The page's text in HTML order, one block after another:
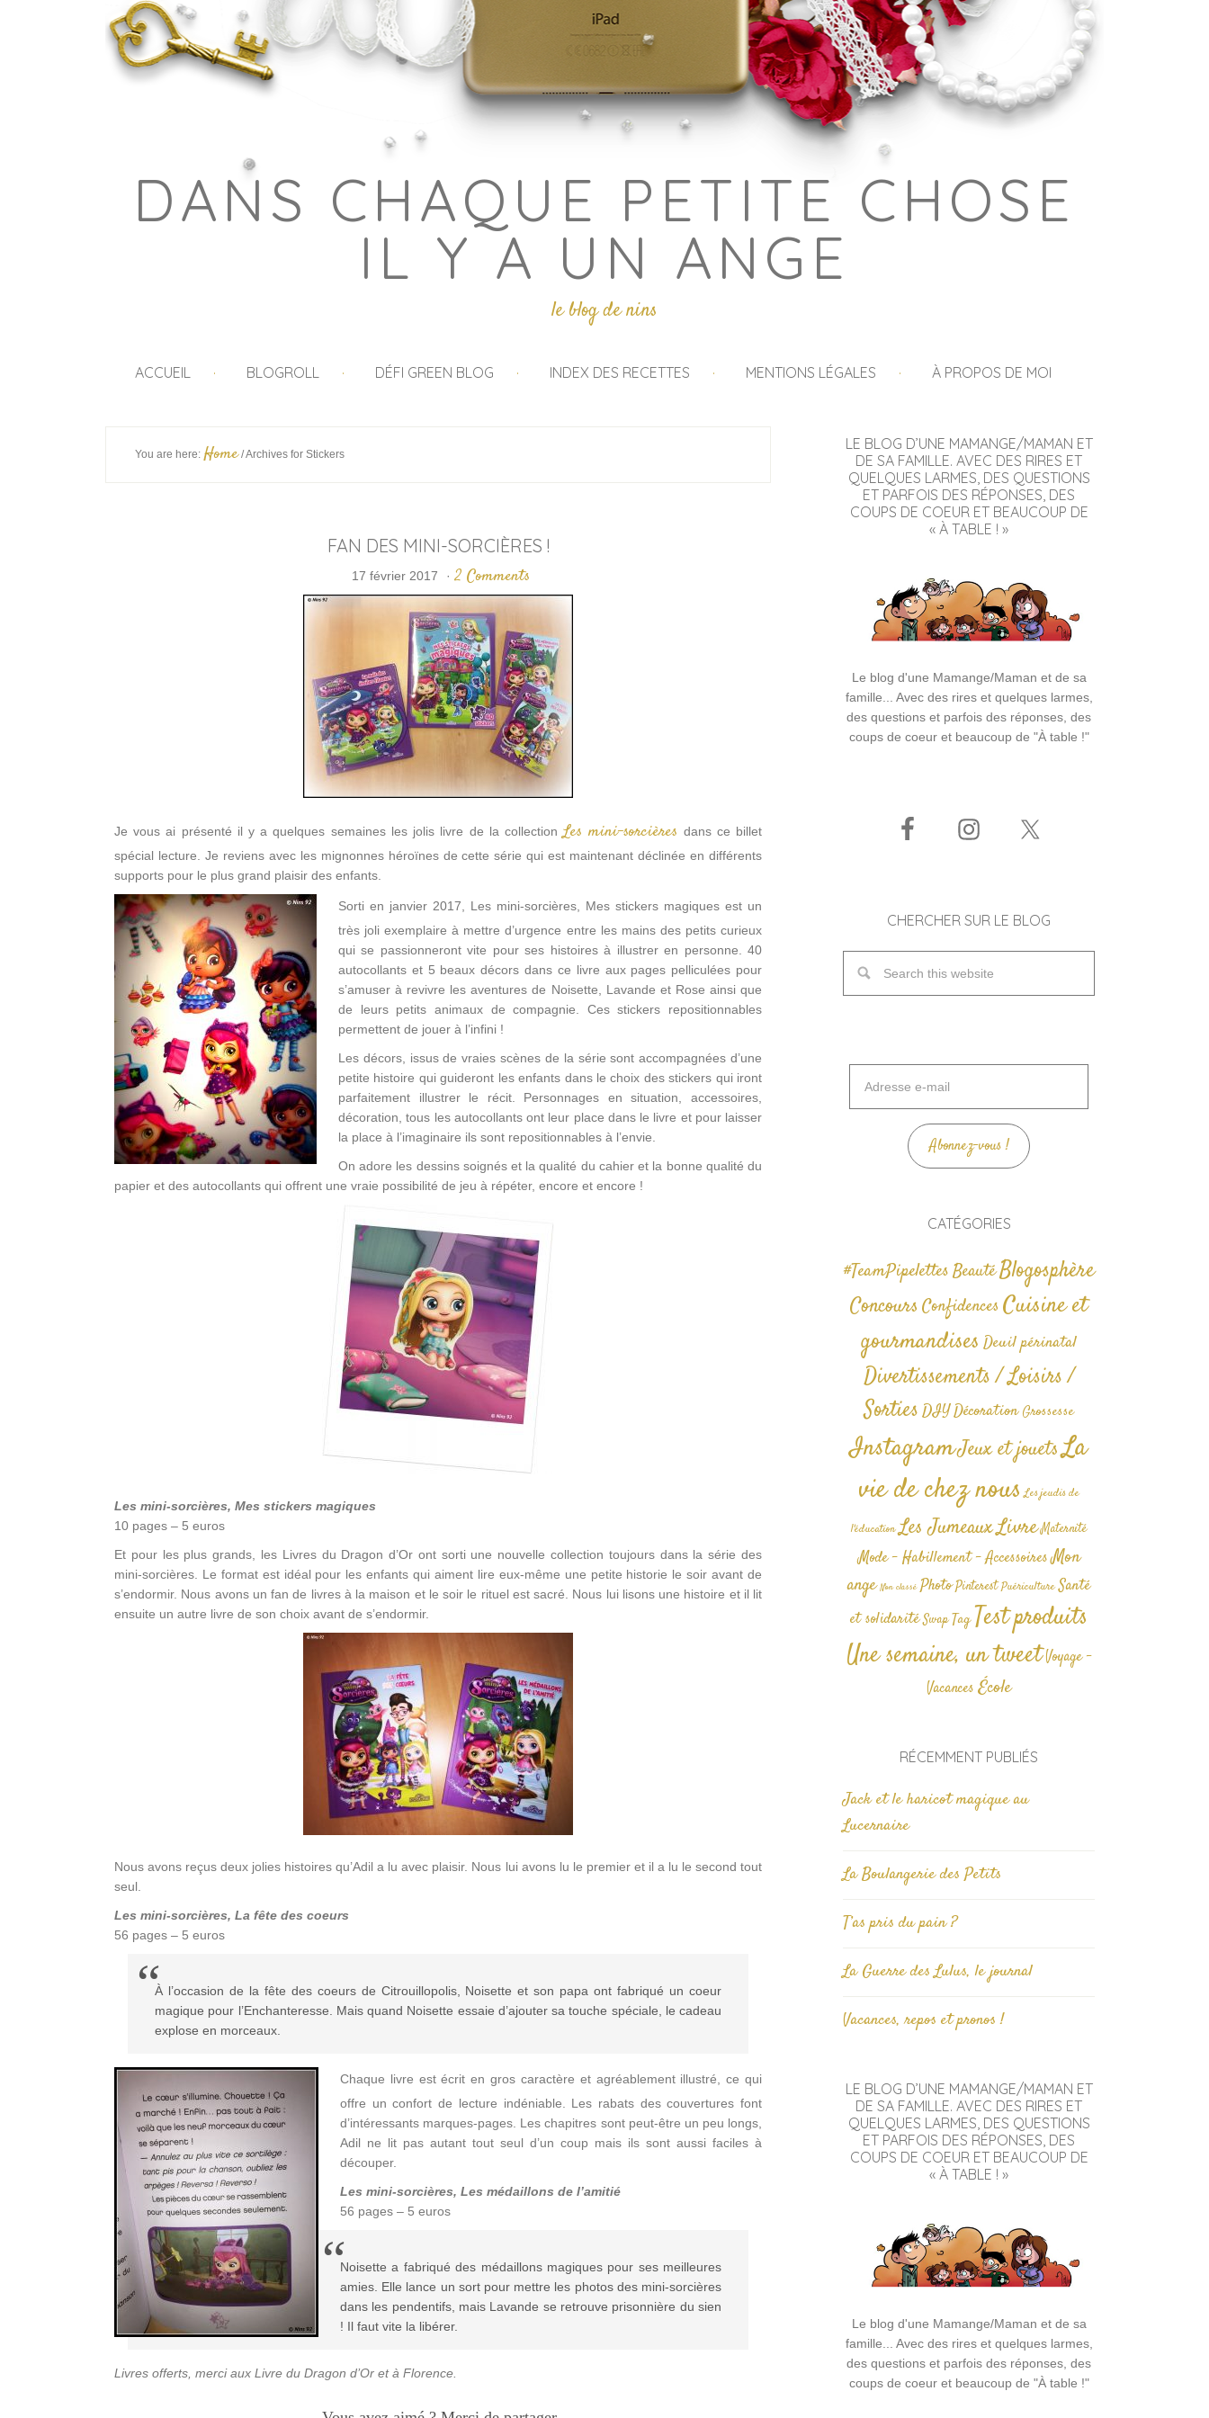
DANS CHAQUE PETITE CHOSE
IL Y A UN ANGE
le blog de nins
ACCUEIL BLOGROLL DÉFI GREEN BLOG INDEX DES RECETTES MENTIONS LÉGALES À PROPOS DE MOI
You are here: Home /Archives for Stickers
FAN DES MINI-SORCIÈRES !
17 février 2017 · 2 Comments
Je vous ai présenté il y a quelques semaines les jolis livre de la collectionLes mini-sorcières dans ce billet
spécial lecture. Je reviens avec les mignonnes héroïnes de cette série qui est maintenant déclinée en différents
supports pour le plus grand plaisir des enfants.
Sorti en janvier 2017, Les mini-sorcières, Mes stickers magiques est un
très joli exemplaire à mettre d’urgence entre les mains des petits curieux
qui se passionneront vite pour ses histoires à illustrer en personne. 40
autocollants et 5 beaux décors dans ce livre aux pages pelliculées pour
s’amuser à revivre les aventures de Noisette, Lavande et Rose ainsi que
de leurs petits animaux de compagnie. Ces stickers repositionnables
permettent de jouer à l’infini !
Les décors, issus de vraies scènes de la série sont accompagnées d’une
petite histoire qui guideront les enfants dans le choix des stickers qui iront
parfaitement illustrer le récit. Personnages en situation, accessoires,
décoration, tous les autocollants ont leur place dans le livre et pour laisser
la place à l’imaginaire ils sont repositionnables à l’envie.
On adore les dessins soignés et la qualité du cahier et la bonne qualité du
papier et des autocollants qui offrent une vraie possibilité de jeu à répéter, encore et encore !
Les mini-sorcières, Mes stickers magiques
10 pages – 5 euros
Et pour les plus grands, les Livres du Dragon d’Or ont sorti une nouvelle collection toujours dans la série des
mini-sorcières. Le format est idéal pour les enfants qui aiment lire eux-même une petite historie le soir avant de
s’endormir. Nous avons un fan de livres à la maison et le soir le rituel est sacré. Nous lui lisons une histoire et il lit
ensuite un autre livre de son choix avant de s’endormir.
Nous avons reçus deux jolies histoires qu’Adil a lu avec plaisir. Nous lui avons lu le premier et il a lu le second tout
seul.
Les mini-sorcières, La fête des coeurs
56 pages – 5 euros
À l’occasion de la fête des coeurs de Citrouillopolis, Noisette et son papa ont fabriqué un coeur
magique pour l’Enchanteresse. Mais quand Noisette essaie d’ajouter sa touche spéciale, le cadeau
explose en morceaux.
Chaque livre est écrit en gros caractère et agréablement illustré, ce qui
offre un confort de lecture indéniable. Les rabats des couvertures font
d’intéressants marques-pages. Les chapitres sont peut-être un peu longs,
Adil ne lit pas autant tout seul d’un coup mais ils sont aussi faciles à
découper.
Les mini-sorcières, Les médaillons de l’amitié
56 pages – 5 euros
Noisette a fabriqué des médaillons magiques pour ses meilleures
amies. Elle lance un sort pour mettre les photos des mini-sorcières
dans les pendentifs, mais Lavande se retrouve prisonnière du sien
! Il faut vite la libérer.
Livres offerts, merci aux Livre du Dragon d’Or et à Florence.
LE BLOG D’UNE MAMANGE/MAMAN ET
DE SA FAMILLE. AVEC DES RIRES ET
QUELQUES LARMES, DES QUESTIONS
ET PARFOIS DES RÉPONSES, DES
COUPS DE COEUR ET BEAUCOUP DE
« À TABLE ! »
Le blog d'une Mamange/Maman et de sa
famille... Avec des rires et quelques larmes,
des questions et parfois des réponses, des
coups de coeur et beaucoup de "À table !"
CHERCHER SUR LE BLOG
mail
Abonnez-vous !
CATÉGORIES
#TeamPipelettesBeautéBlogosphère
ConcoursConfidences Cuisine et
gourmandises Deuil périnatal
Divertissements / Loisirs /
SortiesDIYDécoration Grossesse
InstagramJeux et jouetsLa
vie de chez nous Les jeudis de
l'éducation Les JumeauxLivre Maternité
Mode - Habillement - AccessoiresMon
ange Non classé Photo Pinterest Puériculture Santé
et solidarité Swap TagTest produits
Une semaine, un tweetVoyage -
Vacances École
RÉCEMMENT PUBLIÉS
Jack et le haricot magique au
Lucernaire
La Boulangerie des Petits
T’as pris du pain ?
La Guerre des Lulus, le journal
Vacances, repos et pronos !
LE BLOG D’UNE MAMANGE/MAMAN ET
DE SA FAMILLE. AVEC DES RIRES ET
QUELQUES LARMES, DES QUESTIONS
ET PARFOIS DES RÉPONSES, DES
COUPS DE COEUR ET BEAUCOUP DE
« À TABLE ! »
Le blog d'une Mamange/Maman et de sa
famille... Avec des rires et quelques larmes,
des questions et parfois des réponses, des
coups de coeur et beaucoup de "À table !"